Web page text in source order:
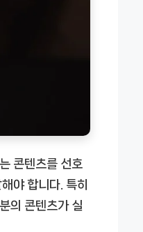
콘텐츠를 선호
야 합니다. 특히
의 콘텐츠가 실